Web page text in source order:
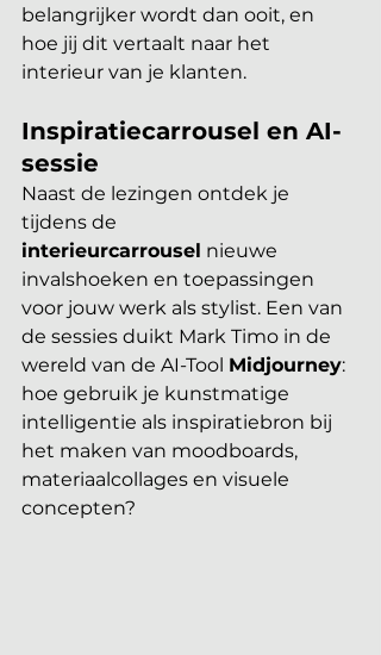
belangrijker wordt dan ooit, en
hoe jij dit vertaalt naar het
interieur van je klanten.
Inspiratiecarrousel en AI-
sessie
Naast de lezingen ontdek je
tijdens de
interieurcarrousel nieuwe
invalshoeken en toepassingen
voor jouw werk als stylist. Een van
de sessies duikt Mark Timo in de
wereld van de AI-Tool Midjourney:
hoe gebruik je kunstmatige
intelligentie als inspiratiebron bij
het maken van moodboards,
materiaalcollages en visuele
concepten?